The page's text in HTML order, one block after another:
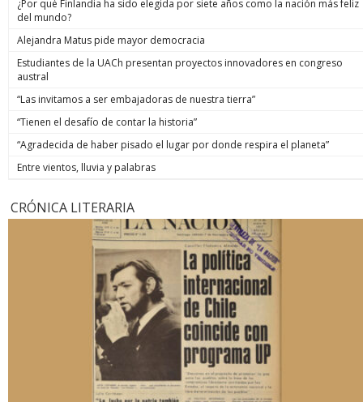
¿Por qué Finlandia ha sido elegida por siete años como la nación más feliz
del mundo?
Alejandra Matus pide mayor democracia
Estudiantes de la UACh presentan proyectos innovadores en congreso
austral
“Las invitamos a ser embajadoras de nuestra tierra”
“Tienen el desafío de contar la historia”
“Agradecida de haber pisado el lugar por donde respira el planeta”
Entre vientos, lluvia y palabras
CRÓNICA LITERARIA